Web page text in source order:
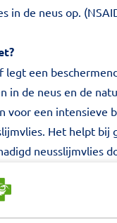
in de neus op.
legt een
in de neus en de
voor een intensieve
Het helpt bij
neusslijmvlies